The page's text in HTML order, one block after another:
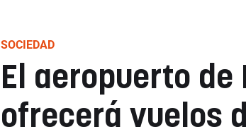
SOCIEDAD
El aeropuerto de
ofrecerá vuelos